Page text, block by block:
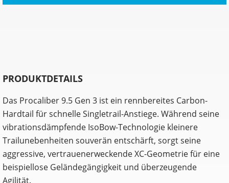
PRODUKTDETAILS
Das Procaliber 9.5 Gen 3 ist ein rennbereites Carbon-
Hardtail für schnelle Singletrail-Anstiege. Während seine
vibrationsdämpfende IsoBow-Technologie kleinere
Trailunebenheiten souverän entschärft, sorgt seine
aggressive, vertrauenerweckende XC-Geometrie für eine
beispiellose Geländegängigkeit und überzeugende
Agilität.